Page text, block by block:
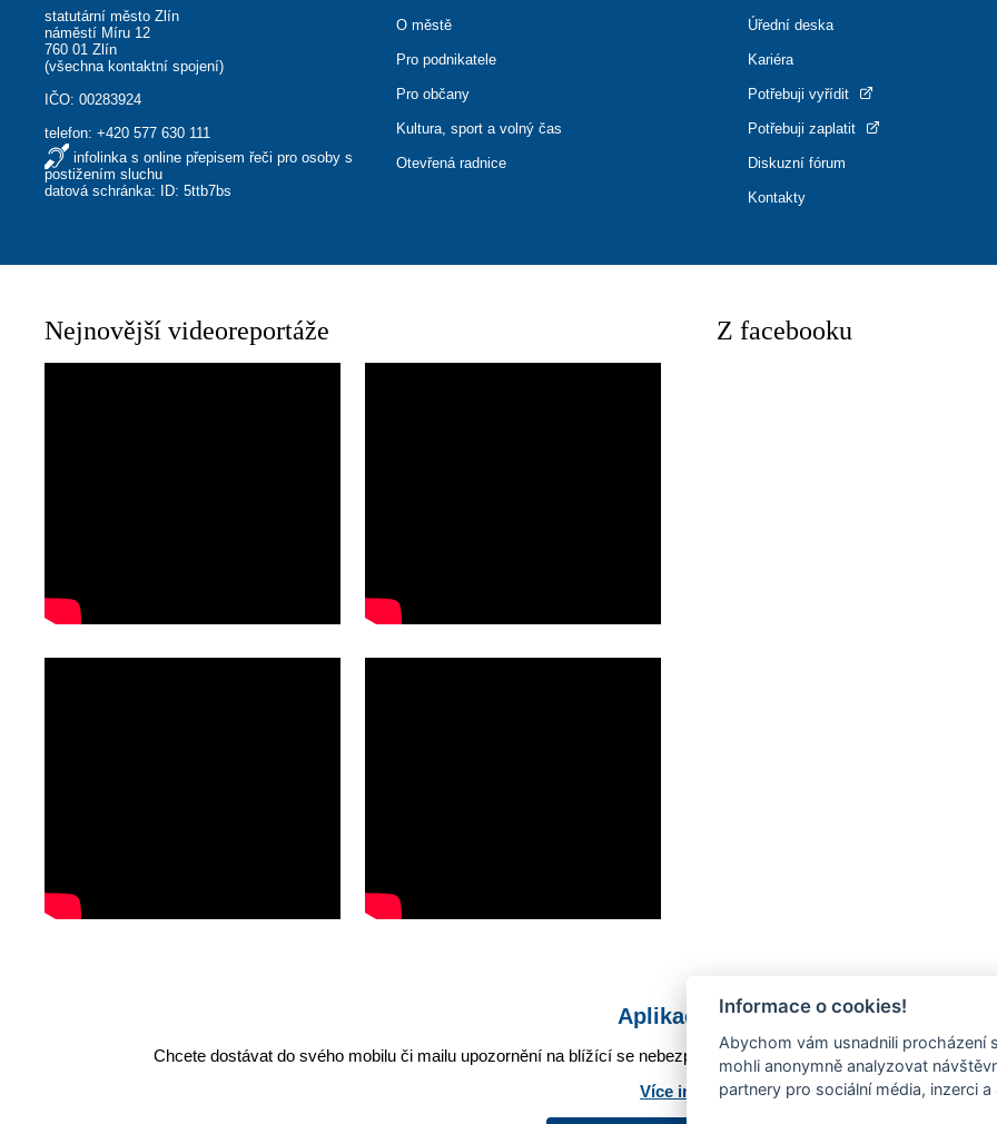
statutární město Zlín
náměstí Míru 12
760 01 Zlín
(všechna kontaktní spojení)
IČO: 00283924
telefon:+420 577 630 111
infolinka s online přepisem řeči pro osoby s
postižením sluchu
datová schránka: ID: 5ttb7bs
O městě
Pro podnikatele
Pro občany
Kultura, sport a volný čas
Otevřená radnice
Úřední deska
Kariéra
Potřebuji vyřídit
Potřebuji zaplatit
Diskuzní fórum
Kontakty
Nejnovější videoreportáže Z facebooku
Aplikace Mobilní rozhlas
Chcete dostávat do svého mobilu či mailu upozornění na blížící se nebezpečí, odstávky, poruchy a výpadky
Více informací o aplikaci
Informace o cookies!
Abychom vám usnadnili procházení
mohli anonymně analyzovat
partnery pro sociální média, inzerci a